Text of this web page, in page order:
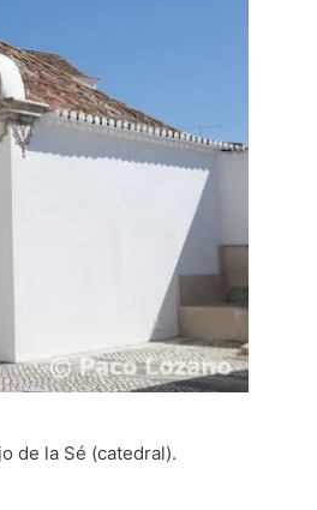
de la Sé (catedral).